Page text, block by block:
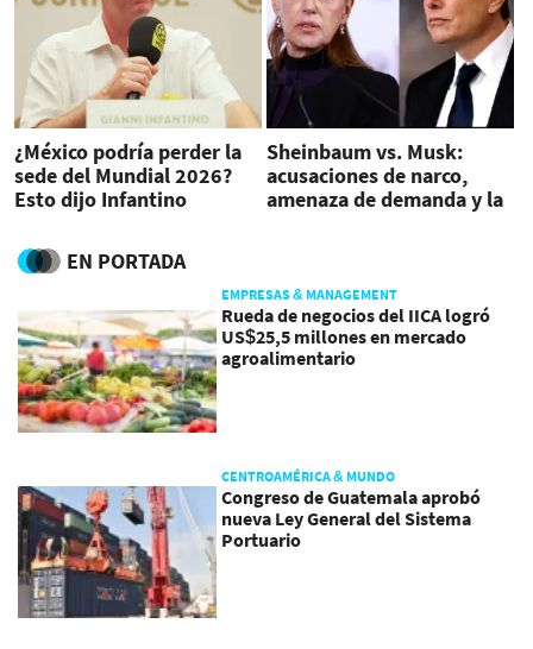
¿México podría perder la
sede del Mundial 2026?
Esto dijo Infantino
Sheinbaum vs. Musk:
acusaciones de narco,
amenaza de demanda y la
EN PORTADA
EMPRESAS & MANAGEMENT
Rueda de negocios del IICA logró
US$25,5 millones en mercado
agroalimentario
CENTROAMÉRICA & MUNDO
Congreso de Guatemala aprobó
nueva Ley General del Sistema
Portuario